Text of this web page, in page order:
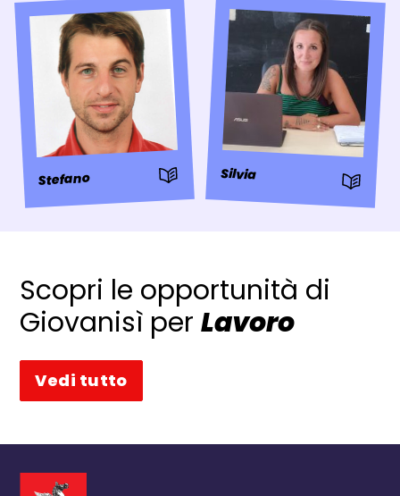
Stefano : Storia Silvia : Storia
Scopri le opportunità di
Giovanisì perLavoro
Vedi tutto